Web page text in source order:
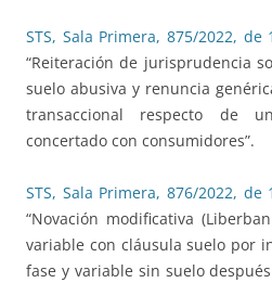
STS, Sala Primera, 875/2022,
“Reiteración de jurisprudencia
suelo abusiva y renuncia
transaccional respecto de
concertado con consumidores”.
STS, Sala Primera, 876/2022,
“Novación modificativa
variable con cláusula suelo por
fase y variable sin suelo